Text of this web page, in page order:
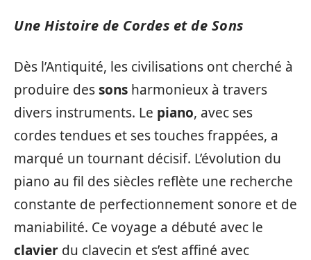
Une Histoire de Cordes et de Sons
Dès l’Antiquité, les civilisations ont cherché à
produire dessons harmonieux à travers
divers instruments. Le piano, avec ses
cordes tendues et ses touches frappées, a
marqué un tournant décisif. L’évolution du
piano au fil des siècles reflète une recherche
constante de perfectionnement sonore et de
maniabilité. Ce voyage a débuté avec le
clavier du clavecin et s’est affiné avec